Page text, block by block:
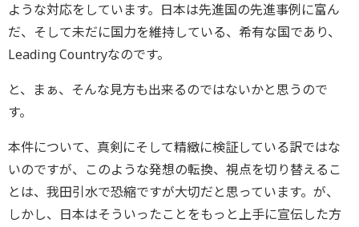
ような対応をしています。日本は先進国の先進事例に富ん
だ、そして未だに国力を維持している、希有な国であり、
Leading Countryなのです。
と、まぁ、そんな見方も出来るのではないかと思うので
す。
本件について、真剣にそして精緻に検証している訳ではな
いのですが、このような発想の転換、視点を切り替えるこ
とは、我田引水で恐縮ですが大切だと思っています。が、
しかし、日本はそういったことをもっと上手に宣伝した方